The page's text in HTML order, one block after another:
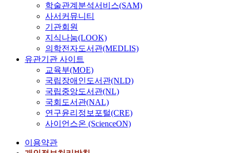
학술관계분석서비스(SAM)
사서커뮤니티
기관회원
지식나눔(LOOK)
의학전자도서관(MEDLIS)
유관기관 사이트
교육부(MOE)
국립장애인도서관(NLD)
국립중앙도서관(NL)
국회도서관(NAL)
연구윤리정보포털(CRE)
사이언스온 (ScienceON)
이용약관